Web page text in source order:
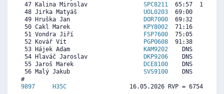
47 Kalina Miroslav SPC8211
65:57  1381
48 Jirka Matyáš UOL0203
69:00   603
49 Hruška Jan
DOR7000
69:32   467
50 Cakl Marek
KPY8002
71:16    25
51 Vondra Jiří
FSP7600
75:05     0
52 Kovář Vít
PGP0608
91:38     0
53 Hájek Adam
KAM9202
DNS     0
54 Hlaváč Jaroslav
DKP9206
DNS     0
55 Jaroš Marek
DCE8100
DNS     0
56 Malý Jakub SVS9100
DNS     0
9897
H35C
16.05.2026 RVP = 6754/